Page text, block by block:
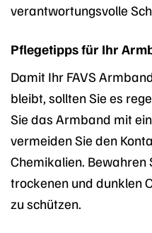
verantwortungsvolle
Pflegetipps für Ihr
Damit Ihr FAVS
bleibt, sollten Sie es
Sie das Armband mit
vermeiden Sie den
Chemikalien.
trockenen und dunklen
zu schützen.